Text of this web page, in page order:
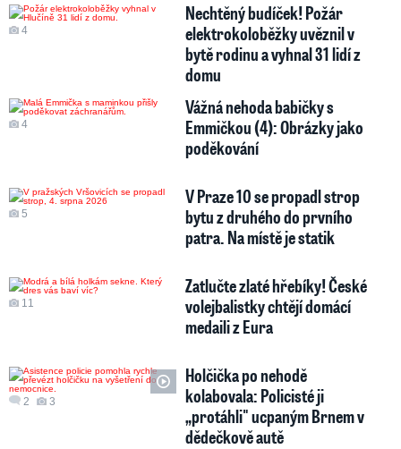
4
Nechtěný budíček! Požár
elektrokoloběžky uvěznil v
bytě rodinu a vyhnal 31 lidí z
domu
4
Vážná nehoda babičky s
Emmičkou (4): Obrázky jako
poděkování
5
V Praze 10 se propadl strop
bytu z druhého do prvního
patra. Na místě je statik
11
Zatlučte zlaté hřebíky! České
volejbalistky chtějí domácí
medaili z Eura
2 3
Holčička po nehodě
kolabovala: Policisté ji
„protáhli" ucpaným Brnem v
dědečkově autě